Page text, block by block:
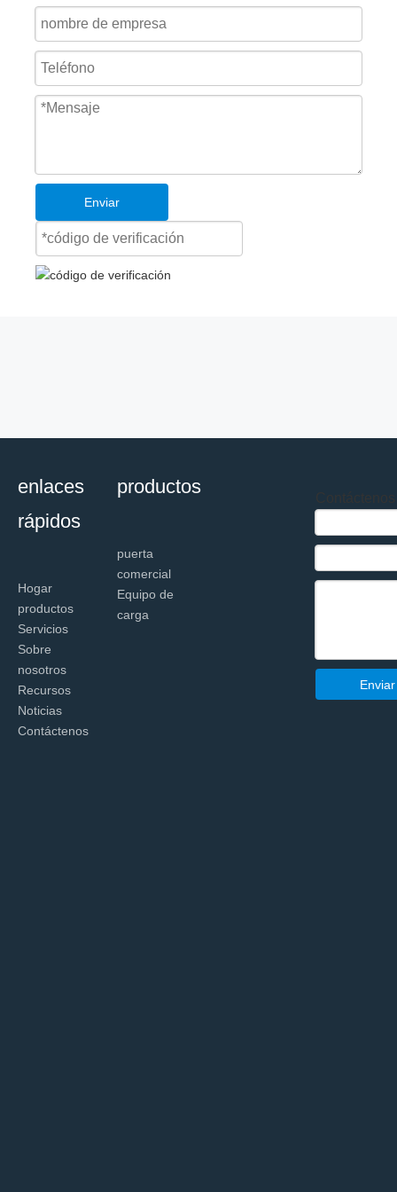
¿Cuáles son las seis cosas a considerar antes de comprar un
borde de nivelador de andén?
Enviar
enlaces
rápidos
Hogar
productos
Servicios
Sobre
nosotros
Recursos
Noticias
Contáctenos
productos
puerta
comercial
Equipo de
carga
Enviar